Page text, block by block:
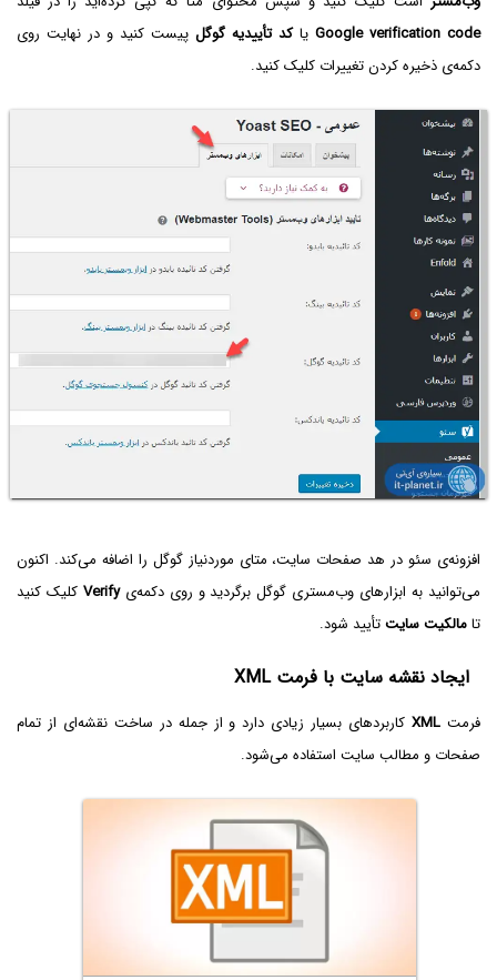
Google verification code یاکد تأییدیه گوگل پیست کنید و در نهایت روی
دکمه‌ی ذخیره کردن تغییرات کلیک کنید.
افزونه‌ی سئو در هد صفحات سایت، متای موردنیاز گوگل را اضافه می‌کند. اکنون
می‌توانید به ابزارهای وب‌مستری گوگل برگردید و روی دکمه‌یVerify کلیک کنید
تامالکیت سایتتأیید شود.
ایجاد نقشه سایت با فرمت XML
فرمت XMLکاربردهای بسیار زیادی دارد و از جمله در ساخت نقشه‌ای از تمام
صفحات و مطالب سایت استفاده می‌شود.